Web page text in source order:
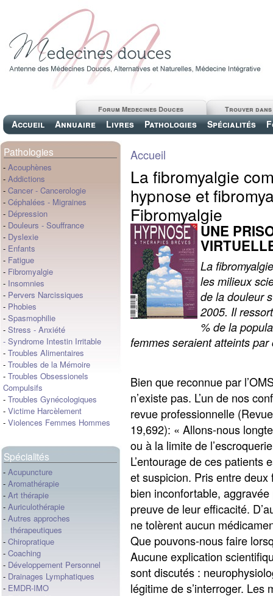
Accueil Annuaire Livres Pathologies Spécialités
Trouver
Forum Medecines Douces
Pathologies
- Acouphènes
- Addictions
- Cancer - Cancerologie
- Céphalées - Migraines
- Dépression
- Douleurs - Souffrance
- Dyslexie
- Enfants
- Fatigue
- Fibromyalgie
- Insomnies
- Pervers Narcissiques
- Phobies
- Spasmophilie
- Stress - Anxiété
- Syndrome Intestin Irritable
- Troubles Alimentaires
- Troubles de la Mémoire
- Troubles Obsessionels
Compulsifs
- Troubles Gynécologiques
- Victime Harcèlement
- Violences Femmes Hommes
Spécialités
- Acupuncture
- Aromathérapie
- Art thérapie
- Auriculothérapie
- Autres approches
thérapeutiques
- Chiropratique
- Coaching
- Développement Personnel
- Drainages Lymphatiques
- EMDR-IMO
Accueil
La fibromyalgie
hypnose et
Fibromyalgie
UNE
La
les milieux
de la douleur
2005. Il
% de la
femmes seraient atteints
Bien que reconnue par
n’existe pas. L’un de nos
revue professionnelle
19,692): « Allons-nous
ou à la limite de
L’entourage de ces
et suspicion. Pris entre
bien inconfortable,
preuve de leur efficacité.
ne tolèrent aucun
Que pouvons-nous faire
Aucune explication
sont discutés :
légitime de s’interroger.